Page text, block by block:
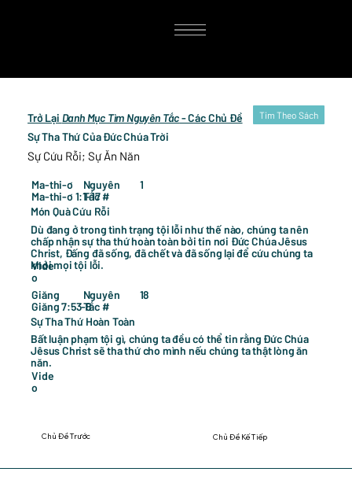
Chủ Đề Trước Chủ Đề Kế Tiếp
Tim Theo Sách
Trở Lại Danh Mục Tìm Nguyên Tắc- Các Chủ Đề
Sự Tha Thứ Của Đức Chúa Trời
Sự Cứu Rỗi; Sự Ăn Năn
Ma-thi-ơ
Món Quà Cứu Rỗi
Ma-thi-ơ 1:1-17
Nguyên
Tắc #
1
Dù đang ở trong tình trạng tội lỗi như thế nào, chúng ta nên
chấp nhận sự tha thứ hoàn toàn bởi tin nơi Đức Chúa Jêsus
Christ, Đấng đã sống, đã chết và đã sống lại để cứu chúng ta
khỏi mọi tội lỗi.
Vide
o
Giăng
Sự Tha Thứ Hoàn Toàn
Giăng 7:53-8
Nguyên
Tắc #
18
Bất luận phạm tội gì, chúng ta đều có thể tin rằng Đức Chúa
Jêsus Christ sẽ tha thứ cho mình nếu chúng ta thật lòng ăn
năn.
Vide
o